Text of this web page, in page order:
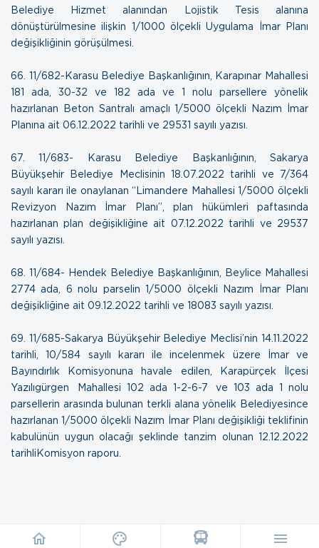
Belediye Hizmet alanından Lojistik Tesis alanına
dönüştürülmesine ilişkin 1/1000 ölçekli Uygulama İmar Planı
değişikliğinin görüşülmesi.
66. 11/682-Karasu Belediye Başkanlığının, Karapınar Mahallesi
181 ada, 30-32 ve 182 ada ve 1 nolu parsellere yönelik
hazırlanan Beton Santralı amaçlı 1/5000 ölçekli Nazım İmar
Planına ait 06.12.2022 tarihli ve 29531 sayılı yazısı.
67. 11/683- Karasu Belediye Başkanlığının, Sakarya
Büyükşehir Belediye Meclisinin 18.07.2022 tarihli ve 7/364
sayılı kararı ile onaylanan “Limandere Mahallesi 1/5000 ölçekli
Revizyon Nazım İmar Planı”, plan hükümleri paftasında
hazırlanan plan değişikliğine ait 07.12.2022 tarihli ve 29537
sayılı yazısı
68. 11/684- Hendek Belediye Başkanlığının, Beylice Mahallesi
2774 ada, 6 nolu parselin 1/5000 ölçekli Nazım İmar Planı
değişikliğine ait 09.12.2022 tarihli ve 18083 sayılı yazısı.
69. 11/685-Sakarya Büyükşehir Belediye Meclisi’nin 14.11.2022
tarihli, 10/584 sayılı kararı ile incelenmek üzere İmar ve
Bayındırlık Komisyonuna havale edilen, Karapürçek İlçesi
Yazılıgürgen Mahallesi 102 ada 1-2-6-7 ve 103 ada 1 nolu
parsellerin arasında bulunan terkli alana yönelik Belediyesince
hazırlanan 1/5000 ölçekli Nazım İmar Planı değişikliği teklifinin
kabulünün uygun olacağı şeklinde tanzim olunan 12.12.2022
tarihliKomisyon raporu.